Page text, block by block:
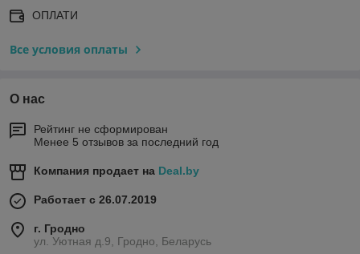
ОПЛАТИ
Все условия оплаты
О нас
Рейтинг не сформирован
Менее 5 отзывов за последний год
Компания продает на Deal.by
Работает с 26.07.2019
г. Гродно
ул. Уютная д.9, Гродно, Беларусь